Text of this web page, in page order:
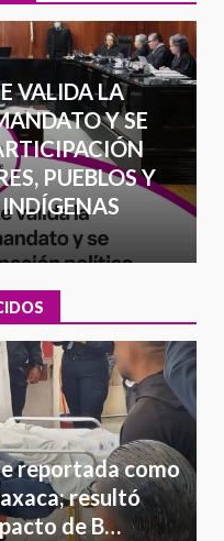
VALIDA LA
Y SE
PUEBLOS Y
reportada como
resultó
de B…